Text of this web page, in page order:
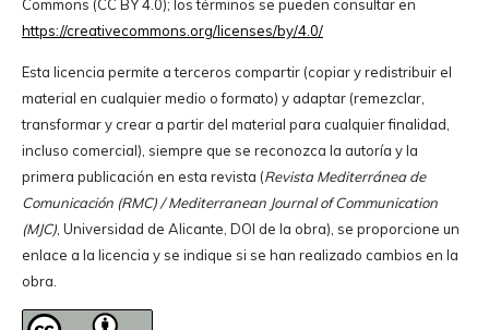
Commons (CC BY 4.0); los términos se pueden consultar en
https://creativecommons.org/licenses/by/4.0/
Esta licencia permite a terceros compartir (copiar y redistribuir el
material en cualquier medio o formato) y adaptar (remezclar,
transformar y crear a partir del material para cualquier finalidad,
incluso comercial), siempre que se reconozca la autoría y la
primera publicación en esta revista (Revista Mediterránea de
Comunicación (RMC) / Mediterranean Journal of Communication
(MJC), Universidad de Alicante, DOI de la obra), se proporcione un
enlace a la licencia y se indique si se han realizado cambios en la
obra.